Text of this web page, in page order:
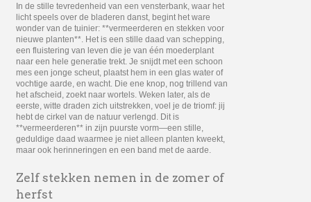
In de stille tevredenheid van een vensterbank, waar het
licht speels over de bladeren danst, begint het ware
wonder van de tuinier: **vermeerderen en stekken voor
nieuwe planten**. Het is een stille daad van schepping,
een fluistering van leven die je van één moederplant
naar een hele generatie trekt. Je snijdt met een schoon
mes een jonge scheut, plaatst hem in een glas water of
vochtige aarde, en wacht. Die ene knop, nog trillend van
het afscheid, zoekt naar wortels. Weken later, als de
eerste, witte draden zich uitstrekken, voel je de triomf: jij
hebt de cirkel van de natuur verlengd. Dit is
**vermeerderen** in zijn puurste vorm—een stille,
geduldige daad waarmee je niet alleen planten kweekt,
maar ook herinneringen en een band met de aarde.
Zelf stekken nemen in de zomer of
herfst